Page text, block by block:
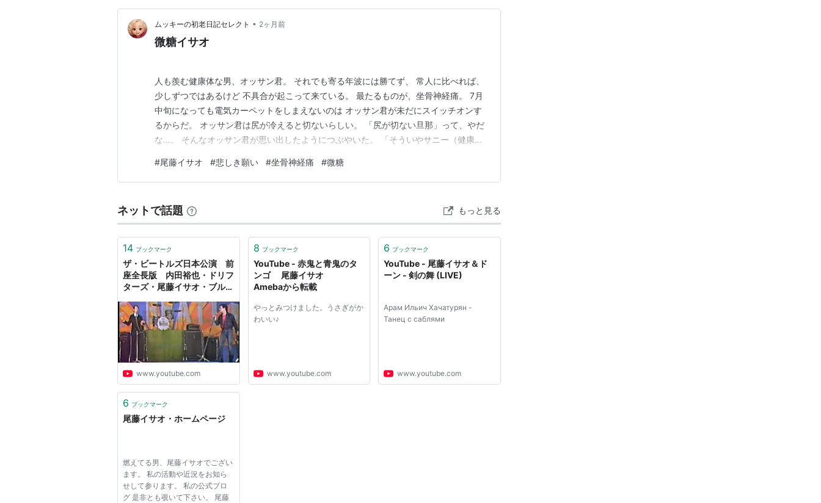
1962年、歌手デビュー。第20回記念日劇ウエスタンカーニバル・プレスリー賞受
賞。
1965年に「悲しき願い
あしたのジョー オリジナルサウンドトラック 本命盤
アーティスト:
TVサントラ,尾藤イサオ,小池朝雄,ヒデ夕木,清水保男,
出版社/メーカー:キングレコード
発売日:2003/08/27
クリック: 17回
1980年、菊田一夫演劇賞・演技賞受賞。
1998年、第19回ヨコハマ映画祭・助演男優賞受賞。
ムッキーの初老日記セレクト • 2ヶ月前
微糖イサオ
人も羨む健康体な男、オッサン君。 それでも寄る年波には勝てず、 常人に比べれば、
少しずつではあるけど 不具合が起こって来ている。 最たるものが、坐骨神経痛。 7月
中旬になっても電気カーペットをしまえないのは オッサン君が未だにスイッチオンす
るからだ。 オッサン君は尻が冷えると切ないらしい。 「尻が切ない旦那」って、やだ
な…。 そんなオッサン君が思い出したようにつぶやいた。 「そういやサニー（健康に
な。 坐骨も白砂糖のせいもあるのかもなぁ。 缶コーヒーは白砂糖飲んでるようなもん
だよな。 ･･やめようかな。よし！やめ…
#尾藤イサオ #悲しき願い #坐骨神経痛 #微糖
ネットで話題 もっと見る
14 ブックマーク
ザ・ビートルズ日本公演 前
座全長版 内田裕也・ドリフ
ターズ・尾藤イサオ・ブルー
他（BEATLES live in
Japan）
www.youtube.com
8 ブックマーク
YouTube - 赤鬼と青鬼のタ
ンゴ 尾藤イサオ
Amebaから転載
やっとみつけました。うさぎがか
わいい♪
www.youtube.com
6 ブックマーク
YouTube - 尾藤イサオ＆ド
ーン - 剣の舞 (LIVE)
Арам Ильич Хачатурян -
Танец с саблями
www.youtube.com
6 ブックマーク
尾藤イサオ・ホームページ
燃えてる男、尾藤イサオでござい
ます。 私の活動や近況をお知ら
せして参ります。 私の公式ブロ
グ 是非とも覗いて下さい。 尾藤